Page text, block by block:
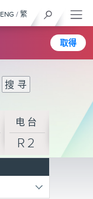
取得
ENG / 繁
电台
R2